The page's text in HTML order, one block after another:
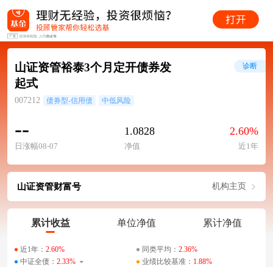
山证资管裕泰3个月定开债券发
起式
007212 债券型-信用债 中低风险
--
日涨幅08-07
1.0828
净值
2.60%
近1年
诊断
山证资管财富号 机构主页
累计收益 单位净值 累计净值
近1年： 2.60% 同类平均： 2.36%
中证全债： 2.33% 业绩比较基准： 1.88%